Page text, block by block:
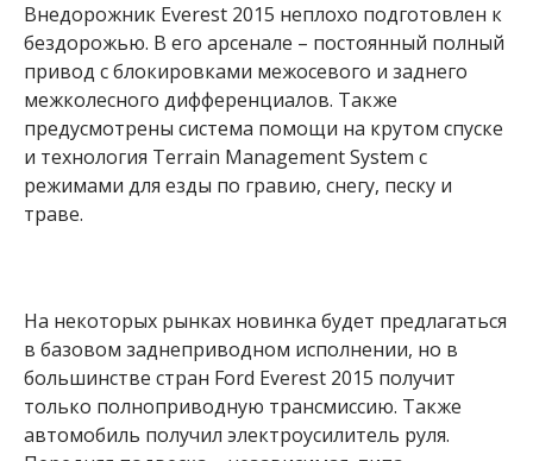
Внедорожник Everest 2015 неплохо подготовлен к
бездорожью. В его арсенале – постоянный полный
привод с блокировками межосевого и заднего
межколесного дифференциалов. Также
предусмотрены система помощи на крутом спуске
и технология Terrain Management System с
режимами для езды по гравию, снегу, песку и
траве.
На некоторых рынках новинка будет предлагаться
в базовом заднеприводном исполнении, но в
большинстве стран Ford Everest 2015 получит
только полноприводную трансмиссию. Также
автомобиль получил электроусилитель руля.